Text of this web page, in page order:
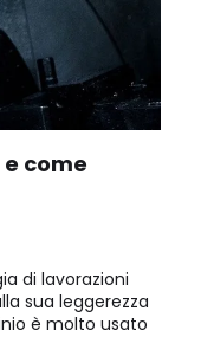
come
di lavorazioni
sua leggerezza
è molto usato